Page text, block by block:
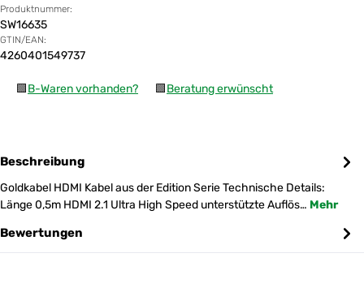
Produktnummer:
SW16635
GTIN/EAN:
4260401549737
🟩B-Waren vorhanden? 🟩Beratung erwünscht
Beschreibung
Goldkabel HDMI Kabel aus der Edition Serie Technische Details:
Länge 0,5m HDMI 2.1 Ultra High Speed unterstützte Auflös… Mehr
Bewertungen